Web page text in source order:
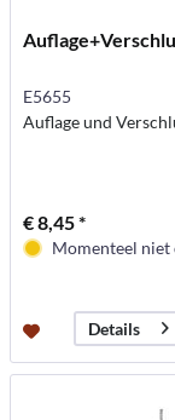
E5655
Auflage und
€ 8,45 *
Momenteel niet
Details